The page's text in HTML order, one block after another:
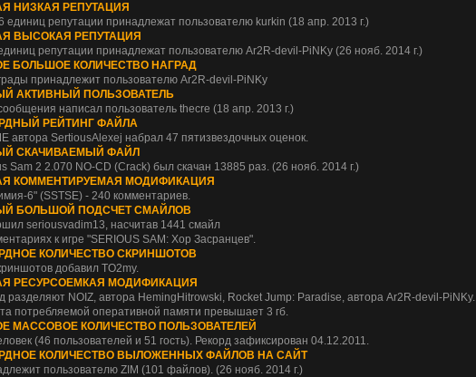
НИЗКАЯ РЕПУТАЦИЯ
единиц репутации принадлежат пользователю kurkin (18 апр. 2013 г.)
ВЫСОКАЯ РЕПУТАЦИЯ
репутации принадлежат пользователю Ar2R-devil-PiNKy (26 нояб. 2014 г.)
БОЛЬШОЕ КОЛИЧЕСТВО НАГРАД
принадлежит пользователю Ar2R-devil-PiNKy
АКТИВНЫЙ ПОЛЬЗОВАТЕЛЬ
написал пользователь thecre (18 апр. 2013 г.)
РЕЙТИНГ ФАЙЛА
автора SertiousAlexej набрал 47 пятизвездочных оценок.
СКАЧИВАЕМЫЙ ФАЙЛ
Sam 2 2.070 NO-CD (Crack) был скачан 13885 раз. (26 нояб. 2014 г.)
КОММЕНТИРУЕМАЯ МОДИФИКАЦИЯ
6" (SSTSE) - 240 комментариев.
БОЛЬШОЙ ПОДСЧЕТ СМАЙЛОВ
seriousvadim13, насчитав 1441 смайл
к игре "SERIOUS SAM: Хор Засранцев".
КОЛИЧЕСТВО СКРИНШОТОВ
добавил TO2my.
РЕСУРСОЕМКАЯ МОДИФИКАЦИЯ
разделяют NOIZ, автора HemingHitrowski, Rocket Jump: Paradise, автора Ar2R-devil-PiNKy.
потребляемой оперативной памяти превышает 3 гб.
МАССОВОЕ КОЛИЧЕСТВО ПОЛЬЗОВАТЕЛЕЙ
(46 пользователей и 51 гость). Рекорд зафиксирован 04.12.2011.
КОЛИЧЕСТВО ВЫЛОЖЕННЫХ ФАЙЛОВ НА САЙТ
пользователю ZIM (101 файлов). (26 нояб. 2014 г.)